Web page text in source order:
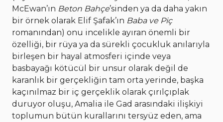
McEwan’ın Beton Bahçe’sinden ya da daha yakın
bir örnek olarak Elif Şafak’ın Baba ve Piç
romanından) onu incelikle ayıran önemli bir
özelliği, bir rüya ya da sürekli çocukluk anılarıyla
birleşen bir hayal atmosferi içinde veya
basbayağı kötücül bir unsur olarak değil de
karanlık bir gerçekliğin tam orta yerinde, başka
kaçınılmaz bir iç gerçeklik olarak çırılçıplak
duruyor oluşu, Amalia ile Gad arasındaki ilişkiyi
toplumun bütün kurallarını tersyüz eden, ama